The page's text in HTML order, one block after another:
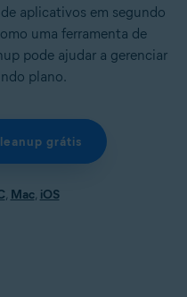
aplicativos em segundo
uma ferramenta de
pode ajudar a gerenciar
plano.
grátis
, Mac, iOS